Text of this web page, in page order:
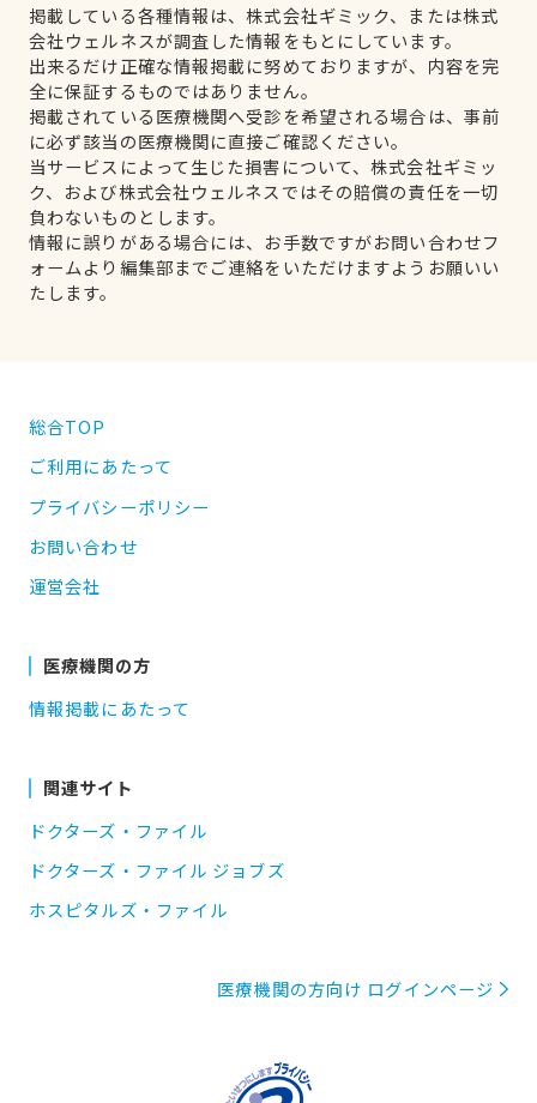
掲載している各種情報は、株式会社ギミック、または株式
会社ウェルネスが調査した情報をもとにしています。
出来るだけ正確な情報掲載に努めておりますが、内容を完
全に保証するものではありません。
掲載されている医療機関へ受診を希望される場合は、事前
に必ず該当の医療機関に直接ご確認ください。
当サービスによって生じた損害について、株式会社ギミッ
ク、および株式会社ウェルネスではその賠償の責任を一切
負わないものとします。
情報に誤りがある場合には、お手数ですがお問い合わせフ
ォームより編集部までご連絡をいただけますようお願いい
たします。
総合TOP
ご利用にあたって
プライバシーポリシー
お問い合わせ
運営会社
医療機関の方
情報掲載にあたって
関連サイト
ドクターズ・ファイル
ドクターズ・ファイル ジョブズ
ホスピタルズ・ファイル
医療機関の方向け ログインページ